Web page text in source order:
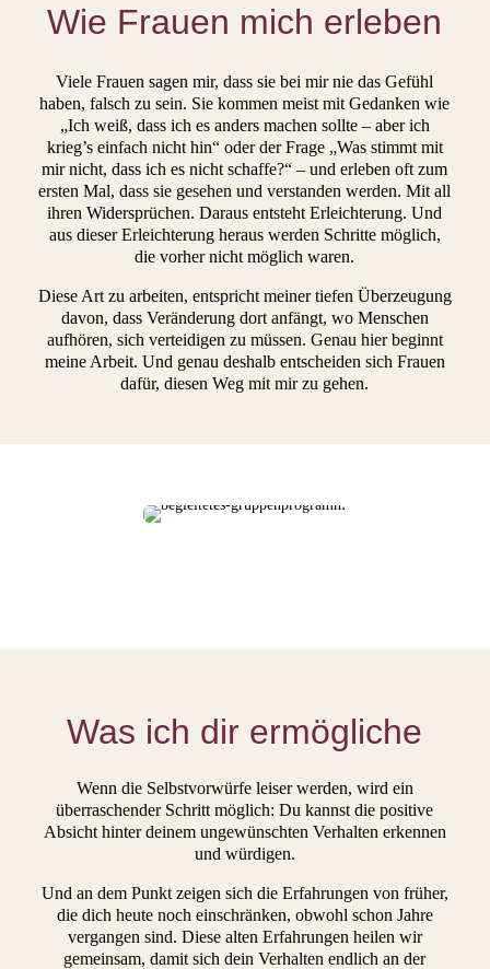
Wie Frauen mich erleben
Viele Frauen sagen mir, dass sie bei mir nie das Gefühl
haben, falsch zu sein. Sie kommen meist mit Gedanken wie
„Ich weiß, dass ich es anders machen sollte – aber ich
krieg’s einfach nicht hin“ oder der Frage „Was stimmt mit
mir nicht, dass ich es nicht schaffe?“ – und erleben oft zum
ersten Mal, dass sie gesehen und verstanden werden. Mit all
ihren Widersprüchen. Daraus entsteht Erleichterung. Und
aus dieser Erleichterung heraus werden Schritte möglich,
die vorher nicht möglich waren.
Diese Art zu arbeiten, entspricht meiner tiefen Überzeugung
davon, dass Veränderung dort anfängt, wo Menschen
aufhören, sich verteidigen zu müssen. Genau hier beginnt
meine Arbeit. Und genau deshalb entscheiden sich Frauen
dafür, diesen Weg mit mir zu gehen.
Was ich dir ermögliche
Wenn die Selbstvorwürfe leiser werden, wird ein
überraschender Schritt möglich: Du kannst die positive
Absicht hinter deinem ungewünschten Verhalten erkennen
und würdigen.
Und an dem Punkt zeigen sich die Erfahrungen von früher,
die dich heute noch einschränken, obwohl schon Jahre
vergangen sind. Diese alten Erfahrungen heilen wir
gemeinsam, damit sich dein Verhalten endlich an der